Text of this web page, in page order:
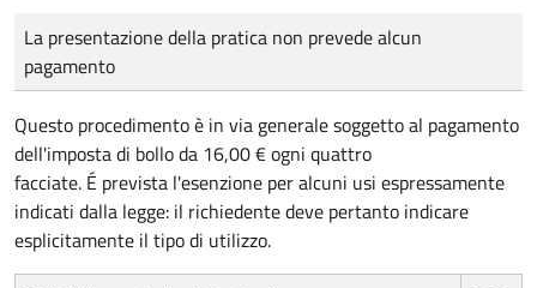
Tipo di pagamento
Importo
La presentazione della pratica non prevede alcun
pagamento
Questo procedimento è in via generale soggetto al pagamento
dell'imposta di bollo da 16,00 € ogni quattro
facciate. É prevista l'esenzione per alcuni usi espressamente
indicati dalla legge: il richiedente deve pertanto indicare
esplicitamente il tipo di utilizzo.